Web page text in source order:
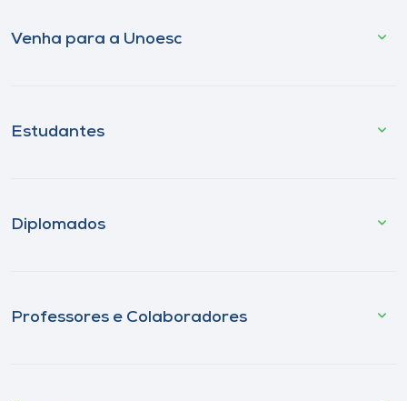
Venha para a Unoesc
Estudantes
Diplomados
Professores e Colaboradores